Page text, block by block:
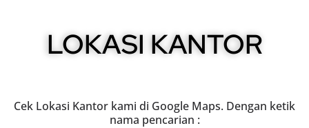
LOKASI KANTOR
Cek Lokasi Kantor kami di Google Maps. Dengan ketik
nama pencarian :